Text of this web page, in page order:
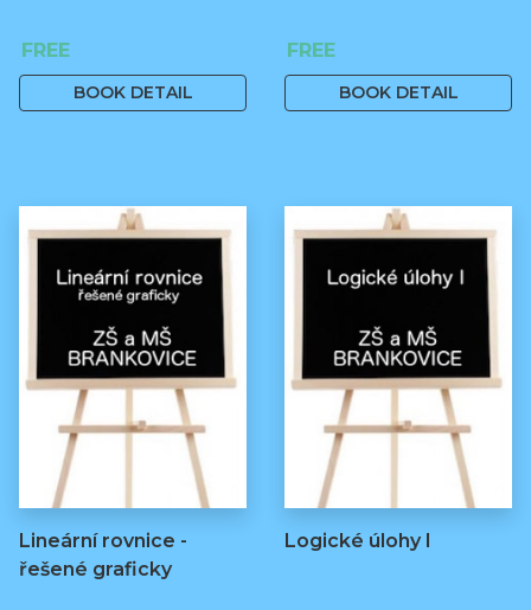
FREE
BOOK DETAIL
FREE
BOOK DETAIL
Lineární rovnice -
řešené graficky
Logické úlohy I